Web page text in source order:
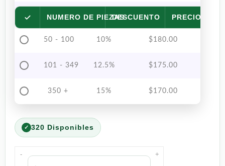
NUMERO DE PIEZASDESCUENTO PRECIO POR
26 - 49 7.5% $185.00
50 - 100 10% $180.00
101 - 349 12.5% $175.00
350 + 15% $170.00
320 Disponibles
-
Papel
+